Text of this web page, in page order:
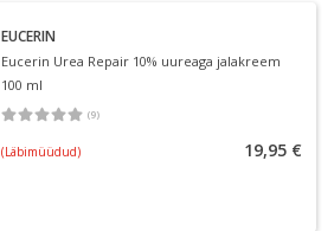
EUCERIN
Eucerin Urea Repair 10% uureaga jalakreem
100 ml
(9)
Keskmine hinnang 5.00
(Läbimüüdud) 19,95 €